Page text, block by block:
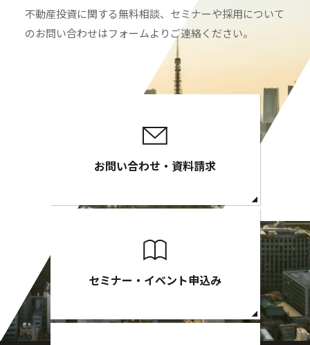
不動産投資に関する無料相談、セミナーや採用について
のお問い合わせはフォームよりご連絡ください。
お問い合わせ・資料請求
セミナー・イベント申込み